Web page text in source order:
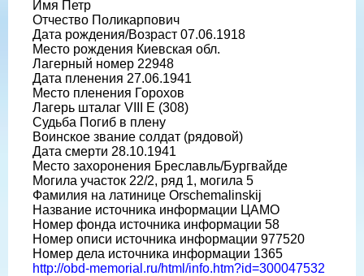
Имя Петр
Отчество Поликарпович
Дата рождения/Возраст 07.06.1918
Место рождения Киевская обл.
Лагерный номер 22948
Дата пленения 27.06.1941
Место пленения Горохов
Лагерь шталаг VIII E (308)
Судьба Погиб в плену
Воинское звание солдат (рядовой)
Дата смерти 28.10.1941
Место захоронения Бреславль/Бургвайде
Могила участок 22/2, ряд 1, могила 5
Фамилия на латинице Orschemalinskij
Название источника информации ЦАМО
Номер фонда источника информации 58
Номер описи источника информации 977520
Номер дела источника информации 1365
http://obd-memorial.ru/html/info.htm?id=300047532